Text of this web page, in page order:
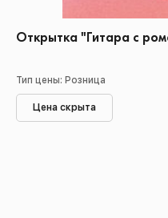
Открытка "Гитара с
Тип цены: Розница
Цена скрыта